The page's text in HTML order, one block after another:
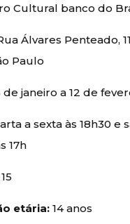
Cultural banco do
Álvares Penteado,
Paulo
de janeiro a 12 de
a sexta às 18h30 e
17h
etária: 14 anos